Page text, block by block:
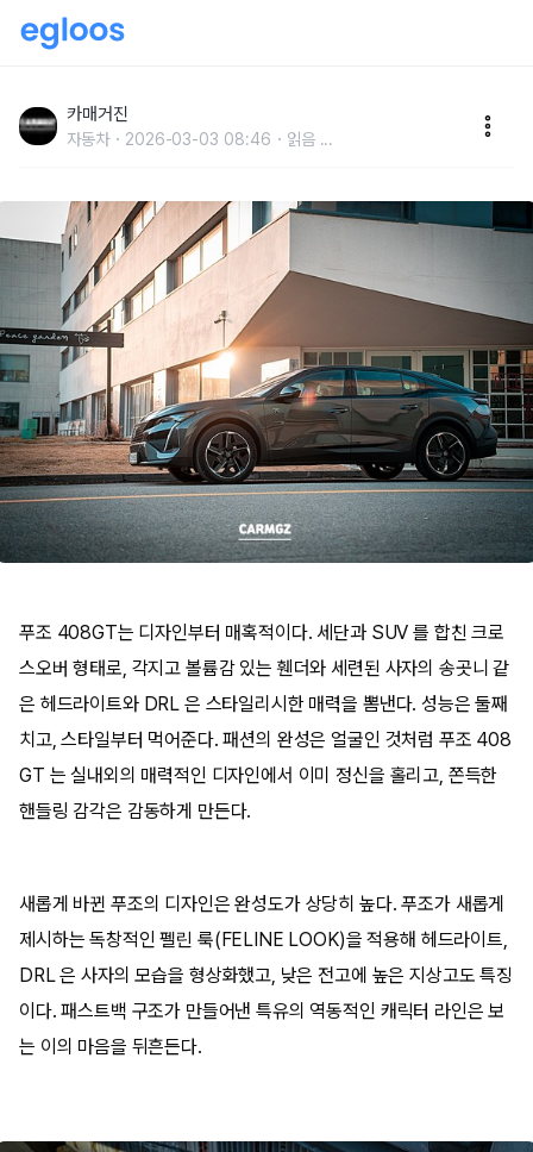
카매거진
자동차 2026-03-03 08:46 읽음 ...
푸조 408GT는 디자인부터 매혹적이다. 세단과 SUV 를 합친 크로
스오버 형태로, 각지고 볼륨감 있는 휀더와 세련된 사자의 송곳니 같
은 헤드라이트와 DRL 은 스타일리시한 매력을 뽐낸다. 성능은 둘째
치고, 스타일부터 먹어준다. 패션의 완성은 얼굴인 것처럼 푸조 408
GT 는 실내외의 매력적인 디자인에서 이미 정신을 홀리고, 쫀득한
핸들링 감각은 감동하게 만든다.
새롭게 바뀐 푸조의 디자인은 완성도가 상당히 높다. 푸조가 새롭게
제시하는 독창적인 펠린 룩(FELINE LOOK)을 적용해 헤드라이트,
DRL 은 사자의 모습을 형상화했고, 낮은 전고에 높은 지상고도 특징
이다. 패스트백 구조가 만들어낸 특유의 역동적인 캐릭터 라인은 보
는 이의 마음을 뒤흔든다.